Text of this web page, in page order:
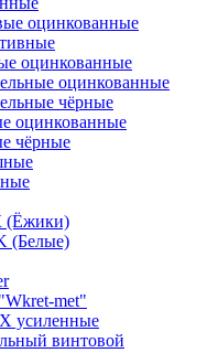
оцинкованные
оцинкованные
оцинкованные
чёрные
оцинкованные
чёрные
(Ёжики)
(Белые)
met"
усиленные
винтовой